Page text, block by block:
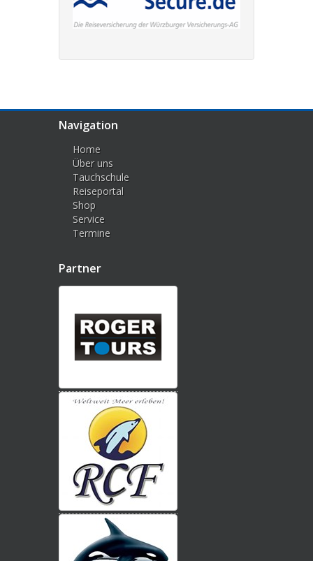
Navigation
Home
Über uns
Tauchschule
Reiseportal
Shop
Service
Termine
Partner